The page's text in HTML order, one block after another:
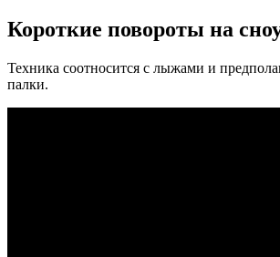
Короткие повороты на
Техника соотносится с лыжами и
палки.